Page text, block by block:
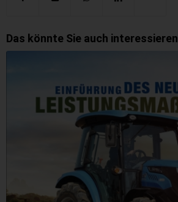
Das könnte Sie auch interessieren